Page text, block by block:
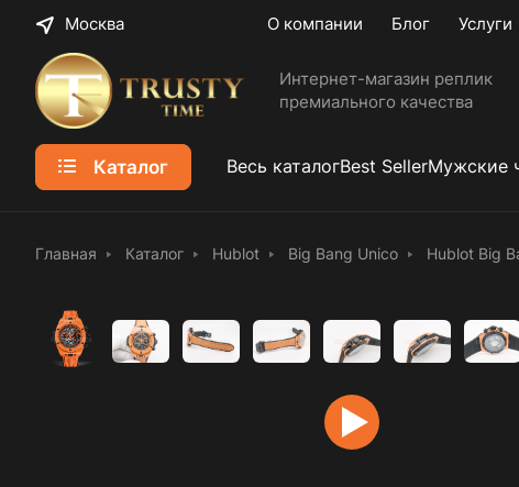
Москва О компании Блог Услуги
Интернет-магазин реплик
премиального качества
Каталог Весь каталогBest SellerМужские
Главная Каталог Hublot Big Bang Unico Hublot Big